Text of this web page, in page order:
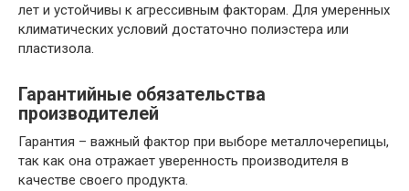
лет и устойчивы к агрессивным факторам. Для умеренных
климатических условий достаточно полиэстера или
пластизола.
Гарантийные обязательства
производителей
Гарантия – важный фактор при выборе металлочерепицы,
так как она отражает уверенность производителя в
качестве своего продукта.